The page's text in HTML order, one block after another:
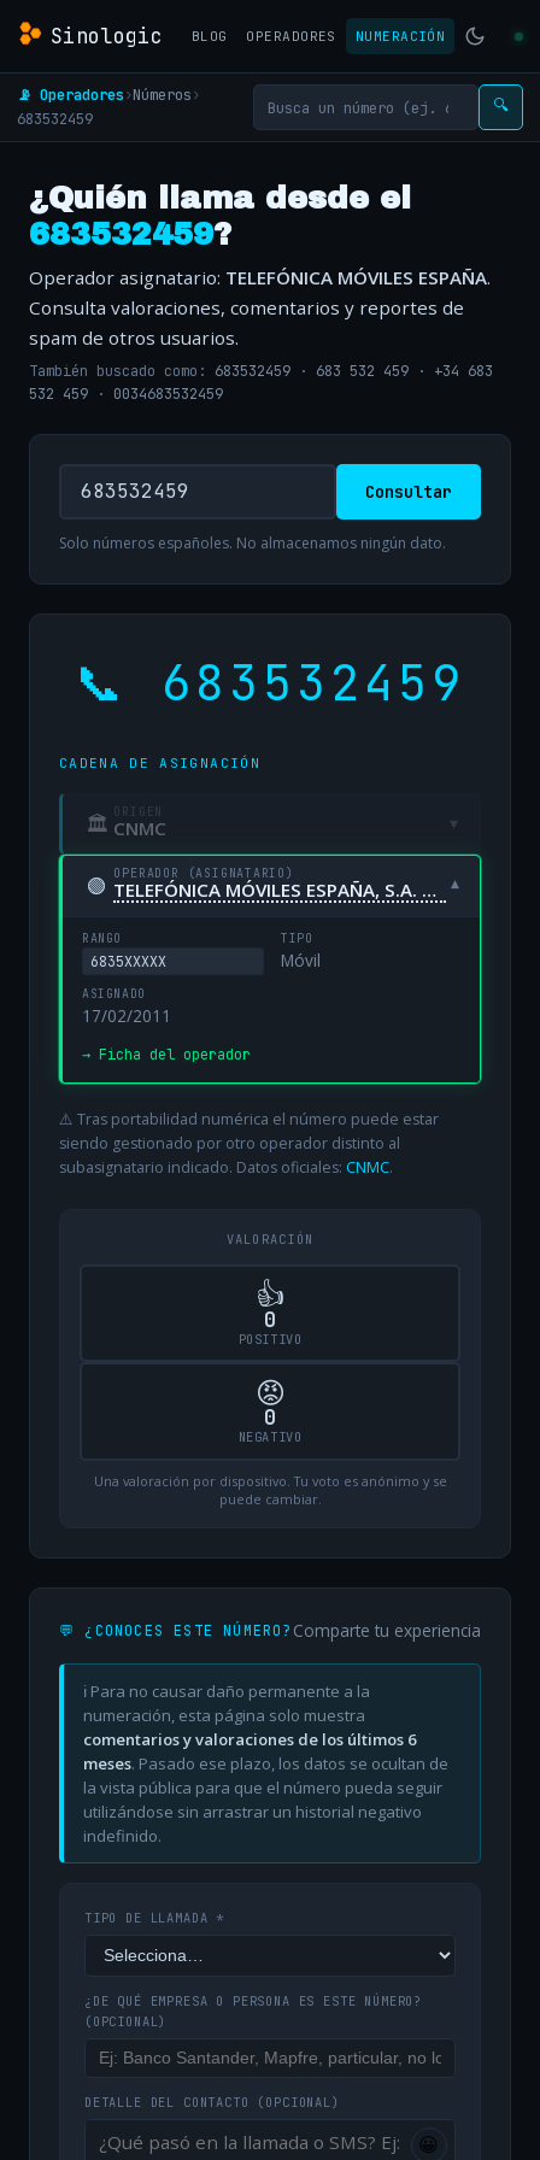
Sinologic BLOG OPERADORES NUMERACIÓN
📡 Operadores›Números›
683532459
🔍
¿Quién llama desde el
683532459?
Operador asignatario: TELEFÓNICA MÓVILES ESPAÑA.
Consulta valoraciones, comentarios y reportes de
spam de otros usuarios.
También buscado como: 683532459 · 683 532 459 · +34 683
532 459 · 0034683532459
Consultar
Solo números españoles. No almacenamos ningún dato.
📞 683532459
CADENA DE ASIGNACIÓN
🏛 ORIGEN
CNMC ▾
🟢 OPERADOR (ASIGNATARIO)
TELEFÓNICA MÓVILES ESPAÑA, S.A. UNIPERSONAL ▾
RANGO
6835XXXXX
TIPO
Móvil
ASIGNADO
17/02/2011
→ Ficha del operador
⚠️ Tras portabilidad numérica el número puede estar
siendo gestionado por otro operador distinto al
subasignatario indicado. Datos oficiales: CNMC.
VALORACIÓN
👍
0
POSITIVO
😡
0
NEGATIVO
Una valoración por dispositivo. Tu voto es anónimo y se
puede cambiar.
💬 ¿CONOCES ESTE NÚMERO? Comparte tu experiencia
ℹ️ Para no causar daño permanente a la
numeración, esta página solo muestra
comentarios y valoraciones de los últimos 6
meses. Pasado ese plazo, los datos se ocultan de
la vista pública para que el número pueda seguir
utilizándose sin arrastrar un historial negativo
indefinido.
TIPO DE LLAMADA *
¿DE QUÉ EMPRESA O PERSONA ES ESTE NÚMERO?
(OPCIONAL)
DETALLE DEL CONTACTO (OPCIONAL)
😀